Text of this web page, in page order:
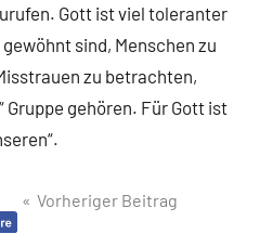
Gott ist viel toleranter
sind, Menschen zu
zu betrachten,
Gruppe gehören. Für Gott ist
Vorheriger Beitrag